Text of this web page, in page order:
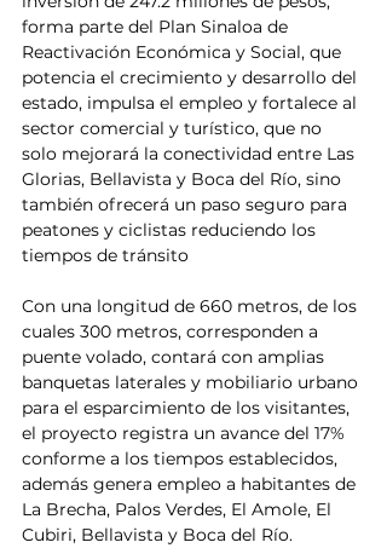
forma parte del Plan Sinaloa de
Reactivación Económica y Social, que
potencia el crecimiento y desarrollo del
estado, impulsa el empleo y fortalece al
sector comercial y turístico, que no
solo mejorará la conectividad entre Las
Glorias, Bellavista y Boca del Río, sino
también ofrecerá un paso seguro para
peatones y ciclistas reduciendo los
tiempos de tránsito
Con una longitud de 660 metros, de los
cuales 300 metros, corresponden a
puente volado, contará con amplias
banquetas laterales y mobiliario urbano
para el esparcimiento de los visitantes,
el proyecto registra un avance del 17%
conforme a los tiempos establecidos,
además genera empleo a habitantes de
La Brecha, Palos Verdes, El Amole, El
Cubiri, Bellavista y Boca del Río.